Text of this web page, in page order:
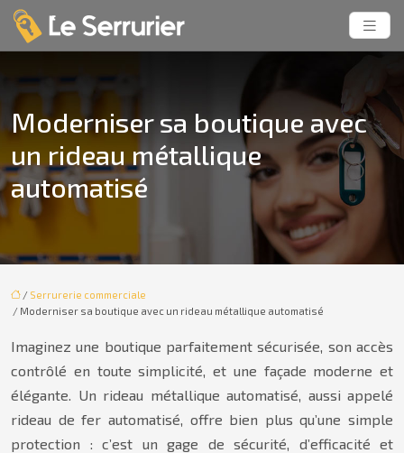
Moderniser sa boutique avec
un rideau métallique
automatisé
/ Serrurerie commerciale
/ Moderniser sa boutique avec un rideau métallique automatisé
Imaginez une boutique parfaitement sécurisée, son accès
contrôlé en toute simplicité, et une façade moderne et
élégante. Un rideau métallique automatisé, aussi appelé
rideau de fer automatisé, offre bien plus qu’une simple
protection : c’est un gage de sécurité, d’efficacité et